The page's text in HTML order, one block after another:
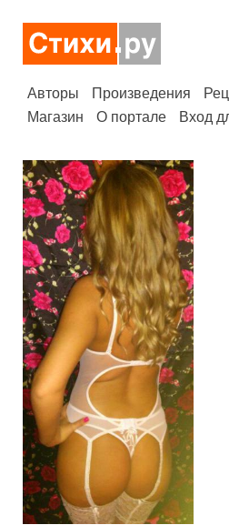
Авторы Произведения
Магазин
О портале Вход